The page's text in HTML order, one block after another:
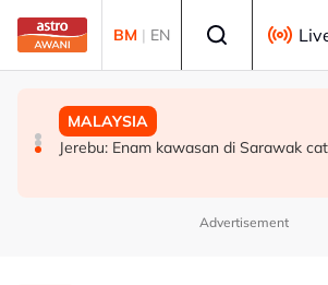
Skip to main content
BM | EN
MALAYSIA
Polis siasat pemilik, motif bagasi
MALAYSIA
Abang Johari enggan dedah isi
MALAYSIA
Jerebu: Enam kawasan di Sarawak
Advertisement